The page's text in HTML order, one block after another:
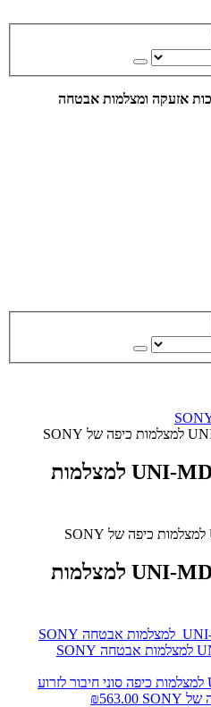
אזעקה ומצלמות אבטחה
חיבור לזרוע UNI-MDPEM600 למצלמות
חיבור לזרוע UNI-MDPEM600 למצלמות
חיבור לזרוע
₪563.00